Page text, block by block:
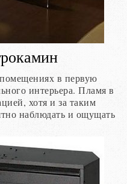
в первую
интерьера. Пламя в
хотя и за таким
наблюдать и ощущать